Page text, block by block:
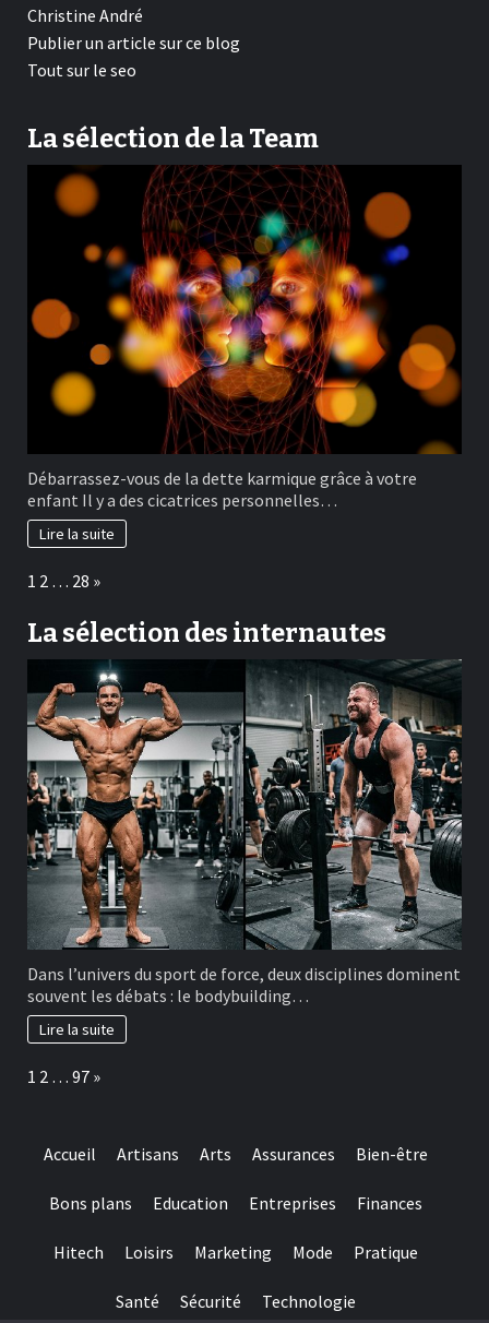
Christine André
Publier un article sur ce blog
Tout sur le seo
La sélection de la Team
Débarrassez-vous de la dette karmique grâce à votre
enfant Il y a des cicatrices personnelles…
Lire la suite
Page:
1 2 … 28 Next
»
La sélection des internautes
Dans l’univers du sport de force, deux disciplines dominent
souvent les débats : le bodybuilding…
Lire la suite
Page:
1 2 … 97 Next
»
Accueil Artisans Arts Assurances Bien-être
Bons plans Education Entreprises Finances
Hitech Loisirs Marketing Mode Pratique
Santé Sécurité Technologie